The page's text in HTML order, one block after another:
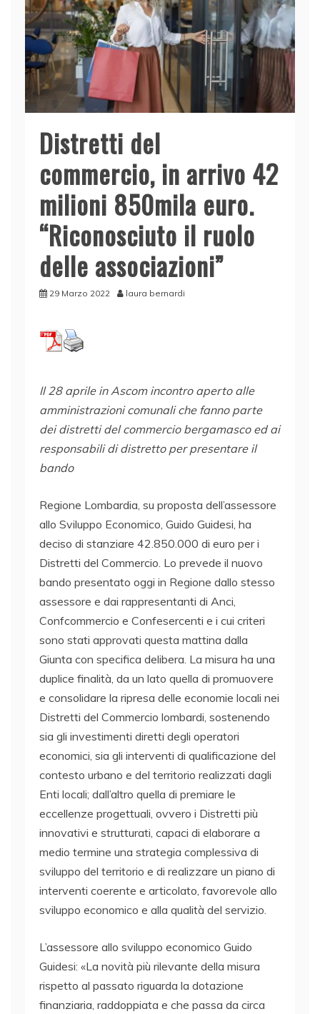
Distretti del
commercio, in arrivo 42
milioni 850mila euro.
“Riconosciuto il ruolo
delle associazioni”
29 Marzo 2022 laura bernardi
Il 28 aprile in Ascom incontro aperto alle
amministrazioni comunali che fanno parte
dei distretti del commercio bergamasco ed ai
responsabili di distretto per presentare il
bando
Regione Lombardia, su proposta dell’assessore
allo Sviluppo Economico, Guido Guidesi, ha
deciso di stanziare 42.850.000 di euro per i
Distretti del Commercio. Lo prevede il nuovo
bando presentato oggi in Regione dallo stesso
assessore e dai rappresentanti di Anci,
Confcommercio e Confesercenti e i cui criteri
sono stati approvati questa mattina dalla
Giunta con specifica delibera. La misura ha una
duplice finalità, da un lato quella di promuovere
e consolidare la ripresa delle economie locali nei
Distretti del Commercio lombardi, sostenendo
sia gli investimenti diretti degli operatori
economici, sia gli interventi di qualificazione del
contesto urbano e del territorio realizzati dagli
Enti locali; dall’altro quella di premiare le
eccellenze progettuali, ovvero i Distretti più
innovativi e strutturati, capaci di elaborare a
medio termine una strategia complessiva di
sviluppo del territorio e di realizzare un piano di
interventi coerente e articolato, favorevole allo
sviluppo economico e alla qualità del servizio.
L’assessore allo sviluppo economico Guido
Guidesi: «La novità più rilevante della misura
rispetto al passato riguarda la dotazione
finanziaria, raddoppiata e che passa da circa